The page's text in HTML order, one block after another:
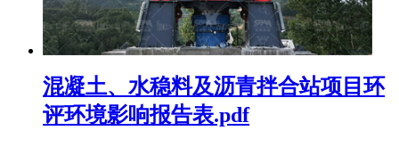
混凝土、水稳料及沥青拌合站项目环
评环境影响报告表.pdf